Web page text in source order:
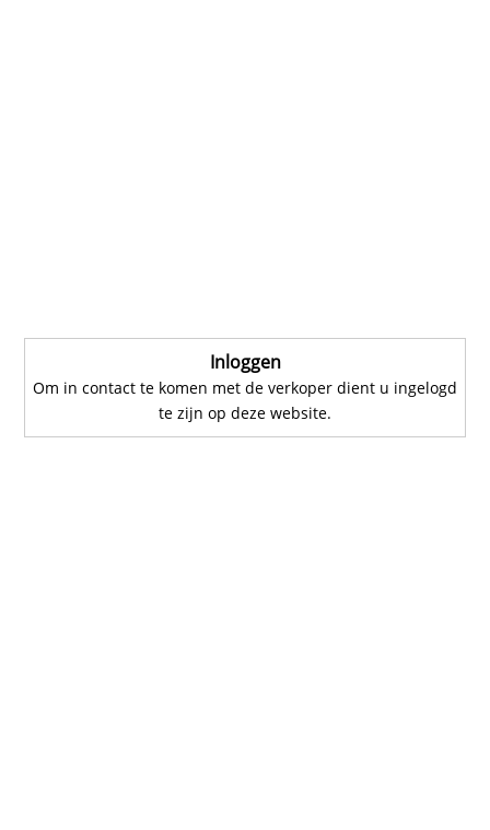
Inloggen
Om in contact te komen met de verkoper dient u ingelogd
te zijn op deze website.